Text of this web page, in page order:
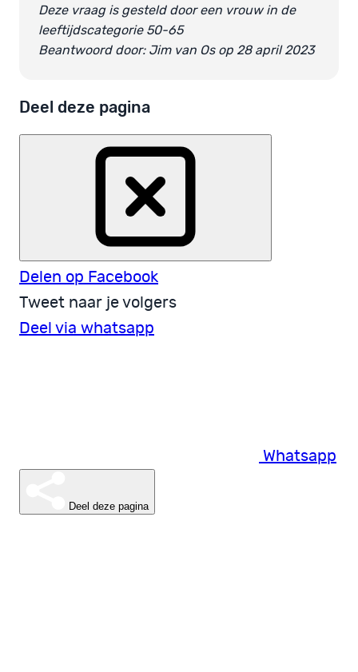
Deze vraag is gesteld door een vrouw in de
leeftijdscategorie 50-65
Beantwoord door: Jim van Os op 28 april 2023
Deel deze pagina
Delen op Facebook
Tweet naar je volgers
Deel via whatsapp
Whatsapp
Deel deze pagina